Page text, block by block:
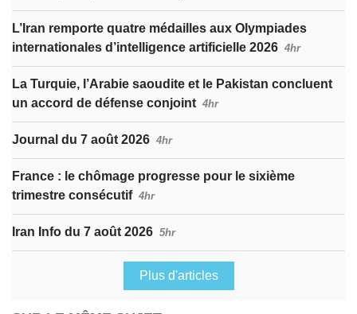
L’Iran remporte quatre médailles aux Olympiades
internationales d’intelligence artificielle 2026 4hr
La Turquie, l’Arabie saoudite et le Pakistan concluent
un accord de défense conjoint 4hr
Journal du 7 août 2026 4hr
France : le chômage progresse pour le sixième
trimestre consécutif 4hr
Iran Info du 7 août 2026 5hr
Plus d'articles